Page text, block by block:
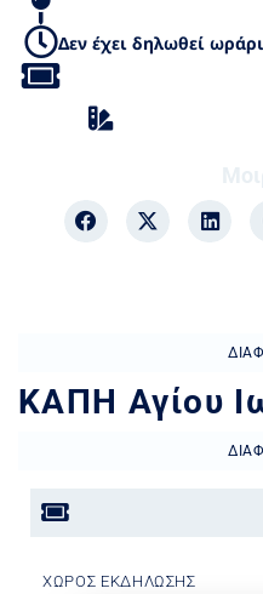
Δεν έχει δηλωθεί
ΚΑΠΗ Αγίου
ΧΏΡΟΣ ΕΚΔΉΛΩΣΗΣ